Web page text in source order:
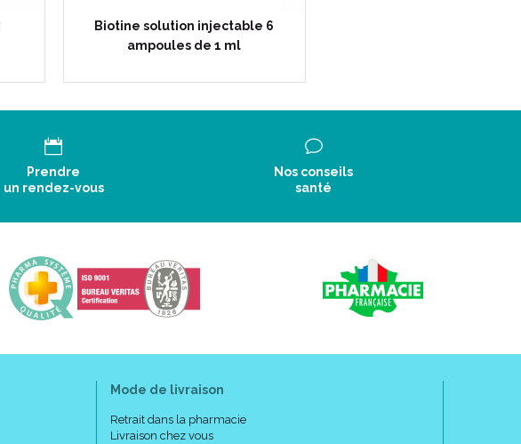
Biotine solution injectable 6
ampoules de 1 ml
Prendre
un rendez-vous
Nos conseils
santé
Mode de livraison
Retrait dans la pharmacie
Livraison chez vous